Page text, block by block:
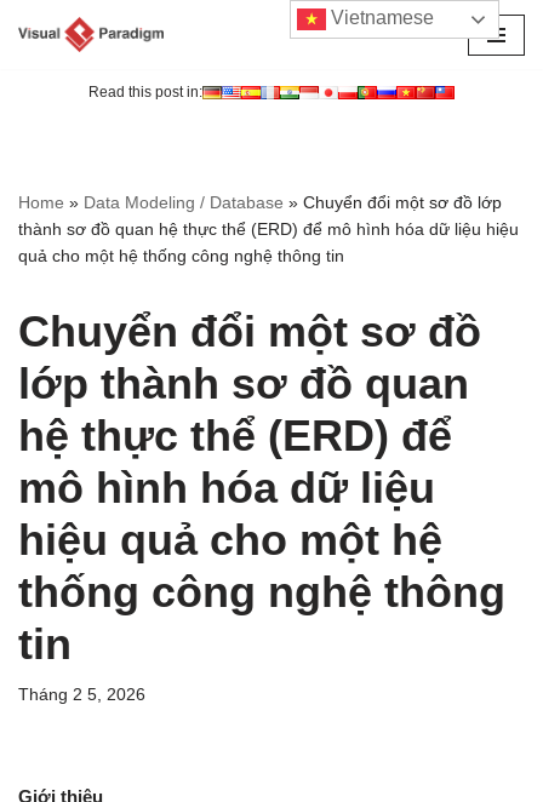
Read this post in:
Home » Data Modeling / Database » Chuyển đổi một sơ đồ lớp
thành sơ đồ quan hệ thực thể (ERD) để mô hình hóa dữ liệu hiệu
quả cho một hệ thống công nghệ thông tin
Chuyển đổi một sơ đồ
lớp thành sơ đồ quan
hệ thực thể (ERD) để
mô hình hóa dữ liệu
hiệu quả cho một hệ
thống công nghệ thông
tin
Tháng 2 5, 2026
Giới thiệu
Vietnamese